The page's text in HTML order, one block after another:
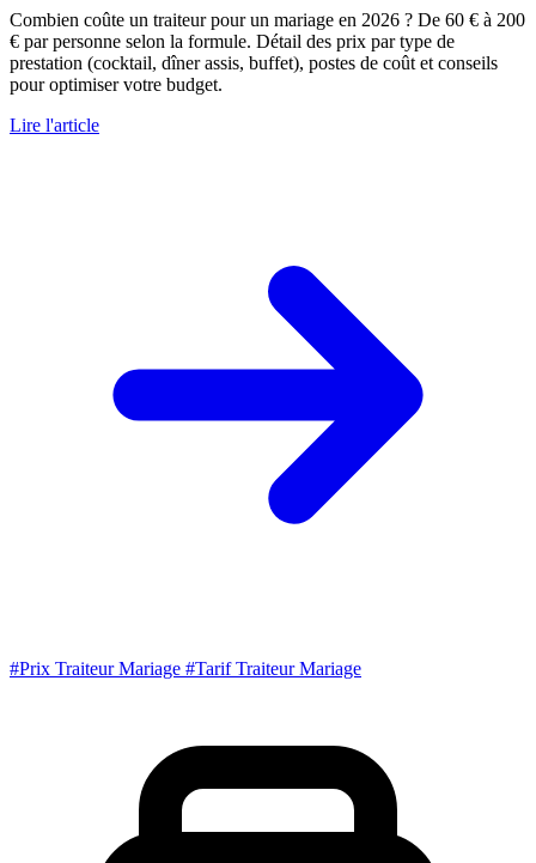
Combien coûte un traiteur pour un mariage en 2026 ? De 60 € à 200
€ par personne selon la formule. Détail des prix par type de
prestation (cocktail, dîner assis, buffet), postes de coût et conseils
pour optimiser votre budget.
Lire l'article
#Prix Traiteur Mariage #Tarif Traiteur Mariage